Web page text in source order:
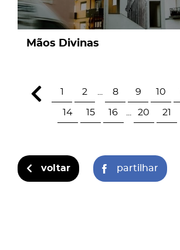
Mãos Divinas
1 2 8 9 10
14 15 16 20 21
voltar partilhar